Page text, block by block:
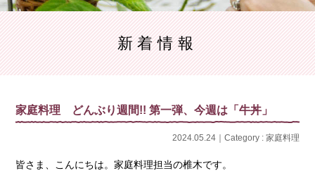
新着情報
家庭料理 どんぶり週間!! 第一弾、今週は「牛丼」
2024.05.24｜Category : 家庭料理
皆さま、こんにちは。家庭料理担当の椎木です。